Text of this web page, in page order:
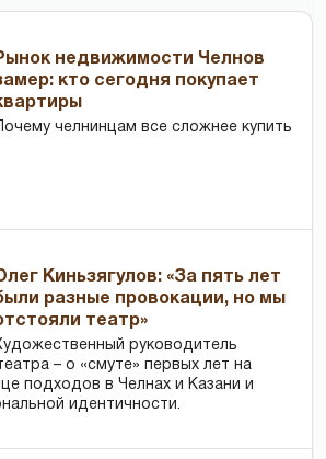
недвижимости Челнов
кто сегодня покупает
Почему челнинцам все сложнее купить
Киньзягулов: «За пять лет
разные провокации, но мы
театр»
руководитель
– о «смуте» первых лет на
подходов в Челнах и Казани и
идентичности.